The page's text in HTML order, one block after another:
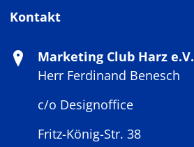
Kontakt
Marketing Club Harz e.V.
Herr Ferdinand Benesch
c/o Designoffice
Fritz-König-Str. 38